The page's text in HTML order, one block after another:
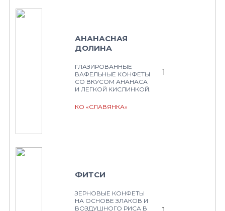
АНАНАСНАЯ
ДОЛИНА
ГЛАЗИРОВАННЫЕ
ВАФЕЛЬНЫЕ КОНФЕТЫ
СО ВКУСОМ АНАНАСА
И ЛЕГКОЙ КИСЛИНКОЙ.
КО «СЛАВЯНКА»
1
ФИТСИ
ЗЕРНОВЫЕ КОНФЕТЫ
НА ОСНОВЕ ЗЛАКОВ И
ВОЗДУШНОГО РИСА В